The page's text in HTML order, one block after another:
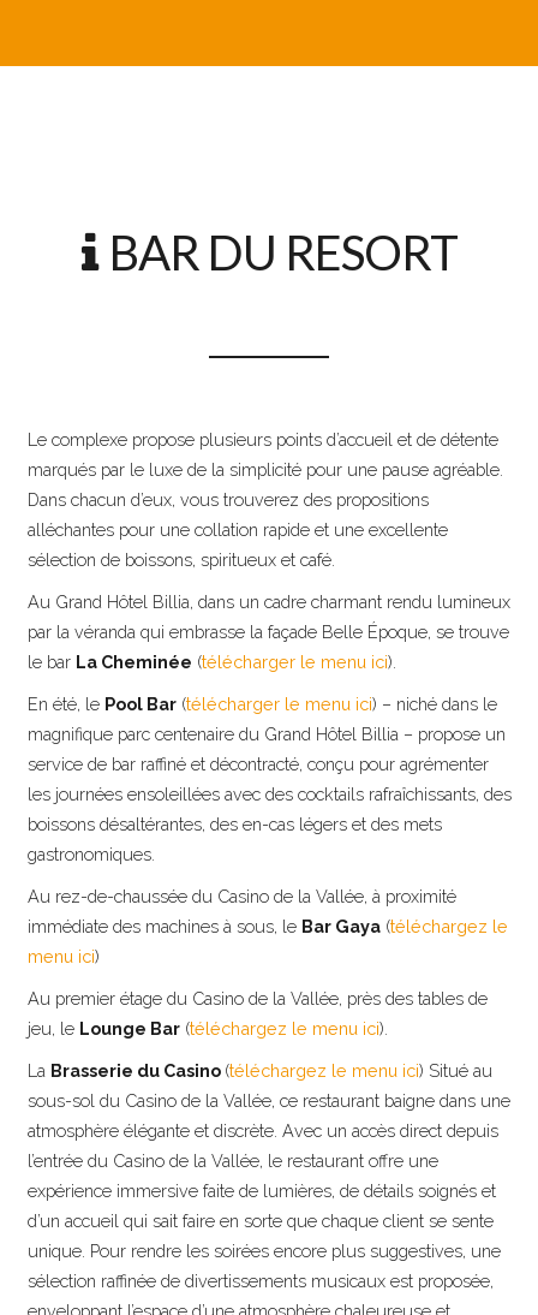
BAR DU RESORT
Le complexe propose plusieurs points d’accueil et de détente
marqués par le luxe de la simplicité pour une pause agréable.
Dans chacun d’eux, vous trouverez des propositions
alléchantes pour une collation rapide et une excellente
sélection de boissons, spiritueux et café.
Au Grand Hôtel Billia, dans un cadre charmant rendu lumineux
par la véranda qui embrasse la façade Belle Époque, se trouve
le bar La Cheminée (télécharger le menu ici).
En été, le Pool Bar(télécharger le menu ici) – niché dans le
magnifique parc centenaire du Grand Hôtel Billia – propose un
service de bar raffiné et décontracté, conçu pour agrémenter
les journées ensoleillées avec des cocktails rafraîchissants, des
boissons désaltérantes, des en-cas légers et des mets
gastronomiques.
Au rez-de-chaussée du Casino de la Vallée, à proximité
immédiate des machines à sous, le Bar Gaya(téléchargez le
menu ici)
Au premier étage du Casino de la Vallée, près des tables de
jeu, le Lounge Bar(téléchargez le menu ici).
La Brasserie du Casino (téléchargez le menu ici) Situé au
sous-sol du Casino de la Vallée, ce restaurant baigne dans une
atmosphère élégante et discrète. Avec un accès direct depuis
l’entrée du Casino de la Vallée, le restaurant offre une
expérience immersive faite de lumières, de détails soignés et
d’un accueil qui sait faire en sorte que chaque client se sente
unique. Pour rendre les soirées encore plus suggestives, une
sélection raffinée de divertissements musicaux est proposée,
enveloppant l’espace d’une atmosphère chaleureuse et